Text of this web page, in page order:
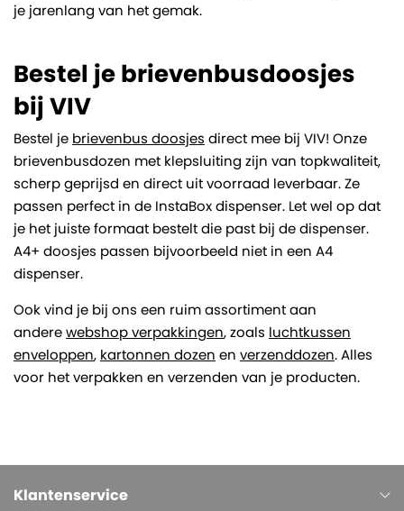
je jarenlang van het gemak.
Bestel je brievenbusdoosjes
bij VIV
Bestel je brievenbus doosjes direct mee bij VIV! Onze
brievenbusdozen met klepsluiting zijn van topkwaliteit,
scherp geprijsd en direct uit voorraad leverbaar. Ze
passen perfect in de InstaBox dispenser. Let wel op dat
je het juiste formaat bestelt die past bij de dispenser.
A4+ doosjes passen bijvoorbeeld niet in een A4
dispenser.
Ook vind je bij ons een ruim assortiment aan
anderewebshop verpakkingen, zoals luchtkussen
enveloppen, kartonnen dozen en verzenddozen. Alles
voor het verpakken en verzenden van je producten.
Klantenservice